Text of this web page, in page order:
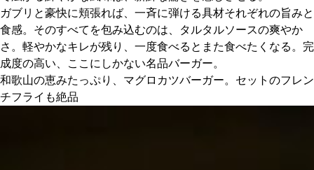
ガブリと豪快に頬張れば、一斉に弾ける具材それぞれの旨みと
食感。そのすべてを包み込むのは、タルタルソースの爽やか
さ。軽やかなキレが残り、一度食べるとまた食べたくなる。完
成度の高い、ここにしかない名品バーガー。
和歌山の恵みたっぷり、マグロカツバーガー。セットのフレン
チフライも絶品